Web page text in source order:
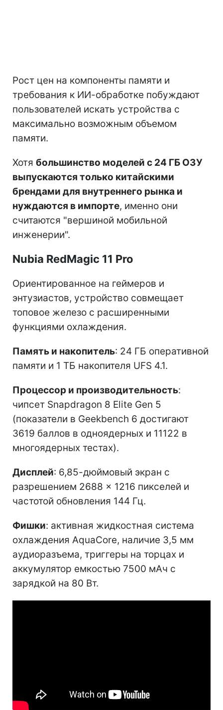
Рост цен на компоненты памяти и
требования к ИИ-обработке побуждают
пользователей искать устройства с
максимально возможным объемом
памяти.
Хотя большинство моделей с 24 ГБ ОЗУ
выпускаются только китайскими
брендами для внутреннего рынка и
нуждаются в импорте, именно они
считаются "вершиной мобильной
инженерии".
Nubia RedMagic 11 Pro
Ориентированное на геймеров и
энтузиастов, устройство совмещает
топовое железо с расширенными
функциями охлаждения.
Память и накопитель: 24 ГБ оперативной
памяти и 1 ТБ накопителя UFS 4.1.
Процессор и производительность:
чипсет Snapdragon 8 Elite Gen 5
(показатели в Geekbench 6 достигают
3619 баллов в одноядерных и 11122 в
многоядерных тестах).
Дисплей: 6,85-дюймовый экран с
разрешением 2688 × 1216 пикселей и
частотой обновления 144 Гц.
Фишки: активная жидкостная система
охлаждения AquaCore, наличие 3,5 мм
аудиоразъема, триггеры на торцах и
аккумулятор емкостью 7500 мАч с
зарядкой на 80 Вт.